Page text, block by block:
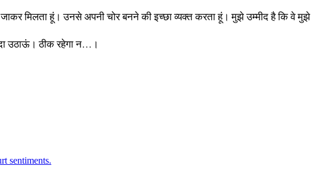
मिलता हूं। उनसे अपनी चोर बनने की इच्छा व्यक्त करता हूं। मुझे उम्मीद है कि वे
उठाऊं। ठीक रहेगा न…।